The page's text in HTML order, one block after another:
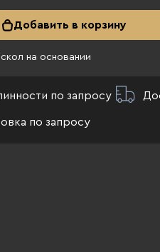
Добавить в корзину
на основании
по запросу
по запросу